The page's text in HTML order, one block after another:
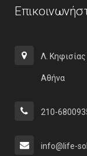
Λ.
Αθήνα
210-
info@life-